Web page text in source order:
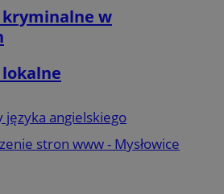
w
języka angielskiego
stron www - Mysłowice